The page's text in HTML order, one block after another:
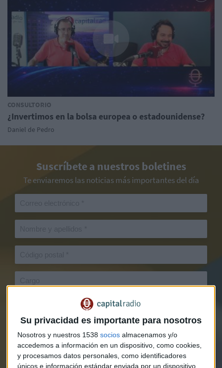
Su privacidad es importante para nosotros
Nosotros y nuestros 1538 socios almacenamos y/o
accedemos a información en un dispositivo, como cookies,
y procesamos datos personales, como identificadores
únicos e información estándar enviada por un dispositivo
CONSULTORIO
¿Invertimos en la bolsa europea o estadounidense?
Daniel de Pedro
Suscríbete a nuestros boletines
Te enviaremos las noticias más importantes del día